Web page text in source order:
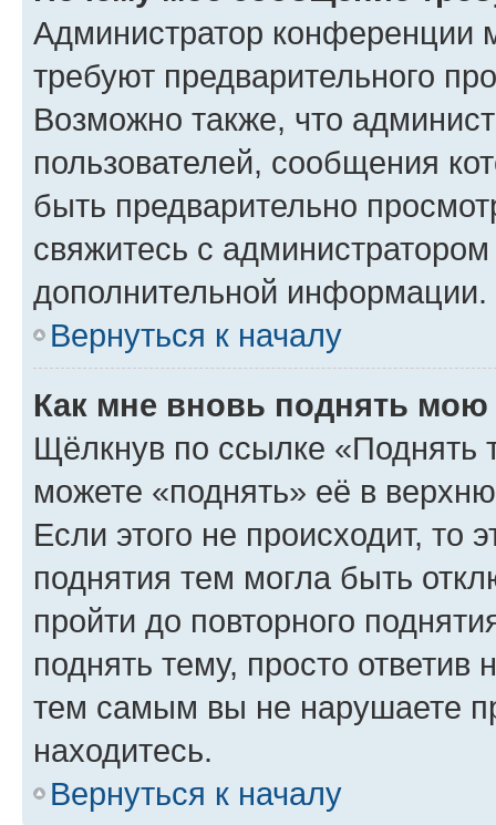
Администратор конференции
требуют предварительного
Возможно также, что
пользователей, сообщения
быть предварительно
свяжитесь с
дополнительной информации.
Вернуться к началу
Как мне вновь поднять мою
Щёлкнув по ссылке «Поднять
можете «поднять» её в
Если этого не происходит, то
поднятия тем могла быть
пройти до повторного
поднять тему, просто ответив
тем самым вы не нарушаете
находитесь.
Вернуться к началу